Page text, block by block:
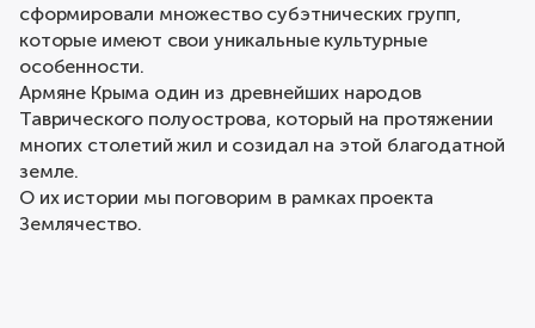
сформировали множество субэтнических групп,
которые имеют свои уникальные культурные
особенности.
Армяне Крыма один из древнейших народов
Таврического полуострова, который на протяжении
многих столетий жил и созидал на этой благодатной
земле.
О их истории мы поговорим в рамках проекта
Землячество.